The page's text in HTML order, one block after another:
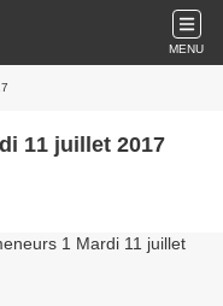
MENU
Promeneurs 1 Mardi 11 juillet 2017